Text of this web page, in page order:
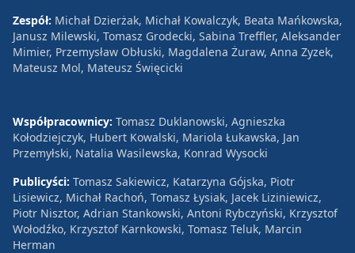
Zespół: Michał Dzierżak, Michał Kowalczyk, Beata Mańkowska,
Janusz Milewski, Tomasz Grodecki, Sabina Treffler, Aleksander
Mimier, Przemysław Obłuski, Magdalena Żuraw, Anna Zyzek,
Mateusz Mol, Mateusz Święcicki
Współpracownicy: Tomasz Duklanowski, Agnieszka
Kołodziejczyk, Hubert Kowalski, Mariola Łukawska, Jan
Przemyłski, Natalia Wasilewska, Konrad Wysocki
Publicyści: Tomasz Sakiewicz, Katarzyna Gójska, Piotr
Lisiewicz, Michał Rachoń, Tomasz Łysiak, Jacek Liziniewicz,
Piotr Nisztor, Adrian Stankowski, Antoni Rybczyński, Krzysztof
Wołodźko, Krzysztof Karnkowski, Tomasz Teluk, Marcin
Herman